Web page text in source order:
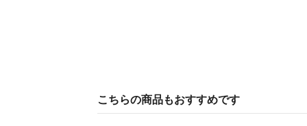
こちらの商品もおすすめです